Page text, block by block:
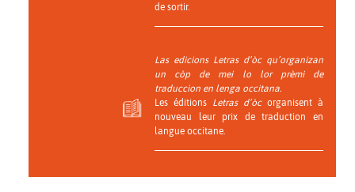
de sortir.
Las edicions Letras d’òc qu’organizan
un còp de mei lo lor prèmi de
traduccion en lenga occitana.
Les éditions Letras d’òcorganisent à
nouveau leur prix de traduction en
langue occitane.